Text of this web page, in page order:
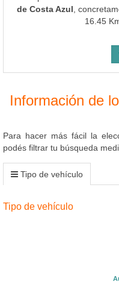
de Costa Azul ,
16.45
Información de
Para hacer más fácil la
podés filtrar tu búsqueda
Tipo de vehículo
Tipo de vehículo